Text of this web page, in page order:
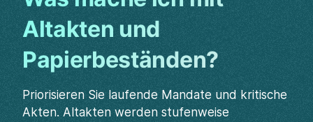
Altakten und
Papierbeständen?
Priorisieren Sie laufende Mandate und kritische
Akten. Altakten werden stufenweise